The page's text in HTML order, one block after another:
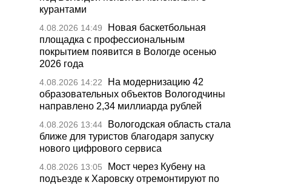
курантами
4.08.2026 14:49
Новая баскетбольная
площадка с профессиональным
покрытием появится в Вологде осенью
2026 года
4.08.2026 14:22
На модернизацию 42
образовательных объектов Вологодчины
направлено 2,34 миллиарда рублей
4.08.2026 13:44
Вологодская область стала
ближе для туристов благодаря запуску
нового цифрового сервиса
4.08.2026 13:05
Мост через Кубену на
подъезде к Харовску отремонтируют по